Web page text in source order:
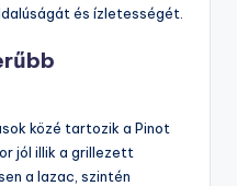
és ízletességét.
közé tartozik a Pinot
jól illik a grillezett
a lazac, szintén